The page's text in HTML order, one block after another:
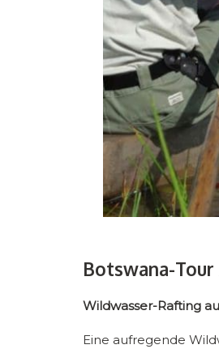
Botswana-
Wildwasser-Rafting
Eine aufregende